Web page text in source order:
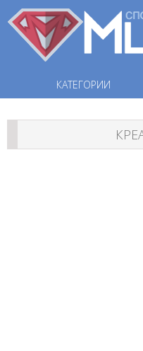
КАТЕГОРИИ